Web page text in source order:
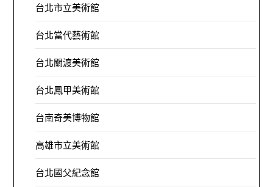
台北市立美術館
台北當代藝術館
台北關渡美術館
台北鳳甲美術館
台南奇美博物館
高雄市立美術館
台北國父紀念館